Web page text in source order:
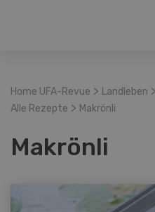
Home UFA-Revue > Landleben >
Alle Rezepte > Makrönli
Makrönli